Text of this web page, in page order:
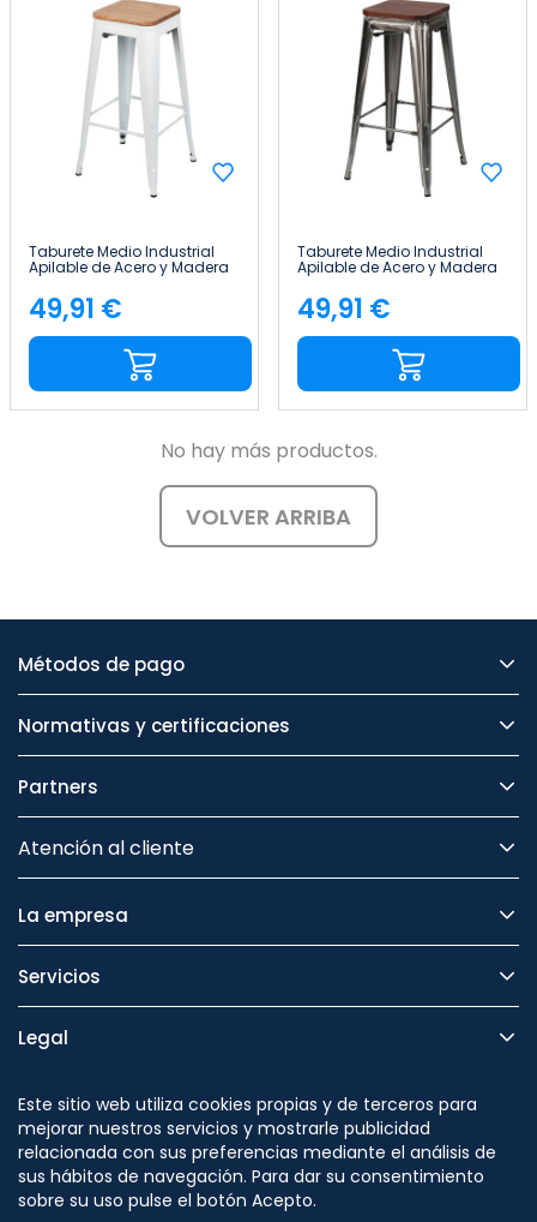
Taburete Medio Industrial
Apilable de Acero y Madera
43x43x76cm Thinia Home
Precio
49,91 €
Taburete Medio Industrial
Apilable de Acero y Madera
43x43x76cm Thinia Home
Precio
49,91 €
No hay más productos.
VOLVER ARRIBA
Métodos de pago
Normativas y certificaciones
Partners
Atención al cliente
La empresa
Servicios
Legal
Seguridad
Este sitio web utiliza cookies propias y de terceros para
mejorar nuestros servicios y mostrarle publicidad
relacionada con sus preferencias mediante el análisis de
sus hábitos de navegación. Para dar su consentimiento
sobre su uso pulse el botón Acepto.
Síguenos en